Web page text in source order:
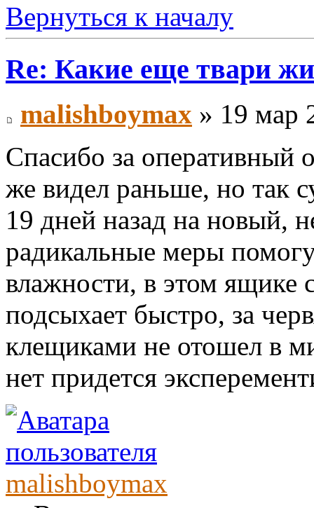
Вернуться к началу
Re: Какие еще твари
malishboymax » 19 мар
Спасибо за оперативный
же видел раньше, но так
19 дней назад на новый,
радикальные меры
влажности, в этом ящике
подсыхает быстро, за
клещиками не отошел в
нет придется
malishboymax